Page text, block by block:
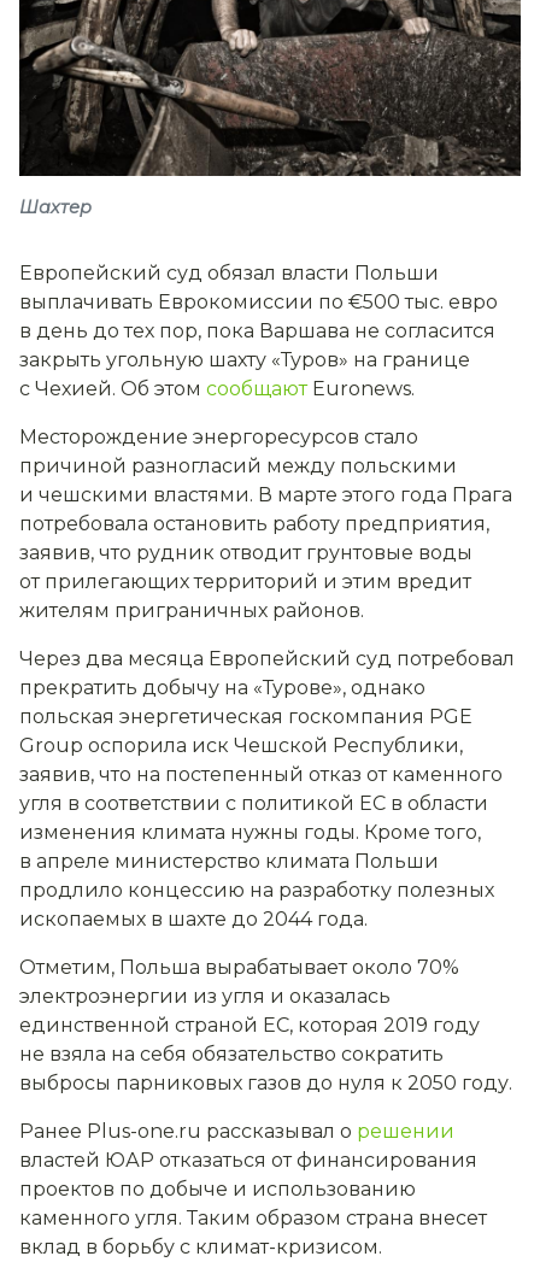
Шахтер
Европейский суд обязал власти Польши
выплачивать Еврокомиссии по €500 тыс. евро
в день до тех пор, пока Варшава не согласится
закрыть угольную шахту «Туров» на границе
с Чехией. Об этом сообщаютEuronews.
Месторождение энергоресурсов стало
причиной разногласий между польскими
и чешскими властями. В марте этого года Прага
потребовала остановить работу предприятия,
заявив, что рудник отводит грунтовые воды
от прилегающих территорий и этим вредит
жителям приграничных районов.
Через два месяца Европейский суд потребовал
прекратить добычу на «Турове», однако
польская энергетическая госкомпания PGE
Group оспорила иск Чешской Республики,
заявив, что на постепенный отказ от каменного
угля в соответствии с политикой ЕС в области
изменения климата нужны годы. Кроме того,
в апреле министерство климата Польши
продлило концессию на разработку полезных
ископаемых в шахте до 2044 года.
Отметим, Польша вырабатывает около 70%
электроэнергии из угля и оказалась
единственной страной ЕС, которая 2019 году
не взяла на себя обязательство сократить
выбросы парниковых газов до нуля к 2050 году.
Ранее Plus-one.ru рассказывал о решении
властей ЮАР отказаться от финансирования
проектов по добыче и использованию
каменного угля. Таким образом страна внесет
вклад в борьбу с климат-кризисом.